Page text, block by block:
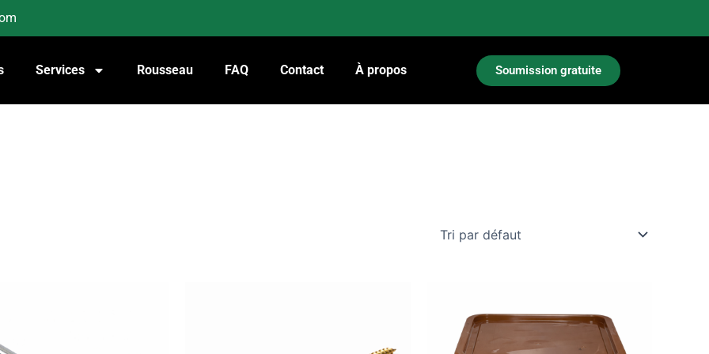
Services Rousseau FAQ Contact À propos Soumission gratuite